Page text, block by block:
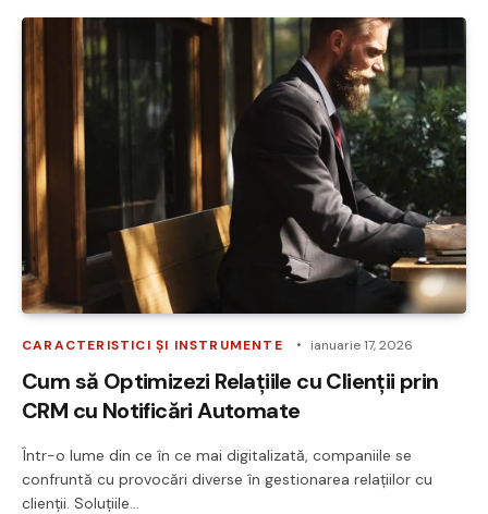
CARACTERISTICI ȘI INSTRUMENTE ianuarie 17, 2026
Cum să Optimizezi Relațiile cu Clienții prin
CRM cu Notificări Automate
Într-o lume din ce în ce mai digitalizată, companiile se
confruntă cu provocări diverse în gestionarea relațiilor cu
clienții. Soluțiile…